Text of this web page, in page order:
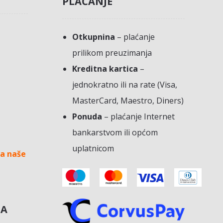
naše
Otkupnina – plaćanje
prilikom preuzimanja
Kreditna kartica –
jednokratno ili na rate (Visa,
MasterCard, Maestro, Diners)
Ponuda – plaćanje Internet
bankarstvom ili općom
uplatnicom